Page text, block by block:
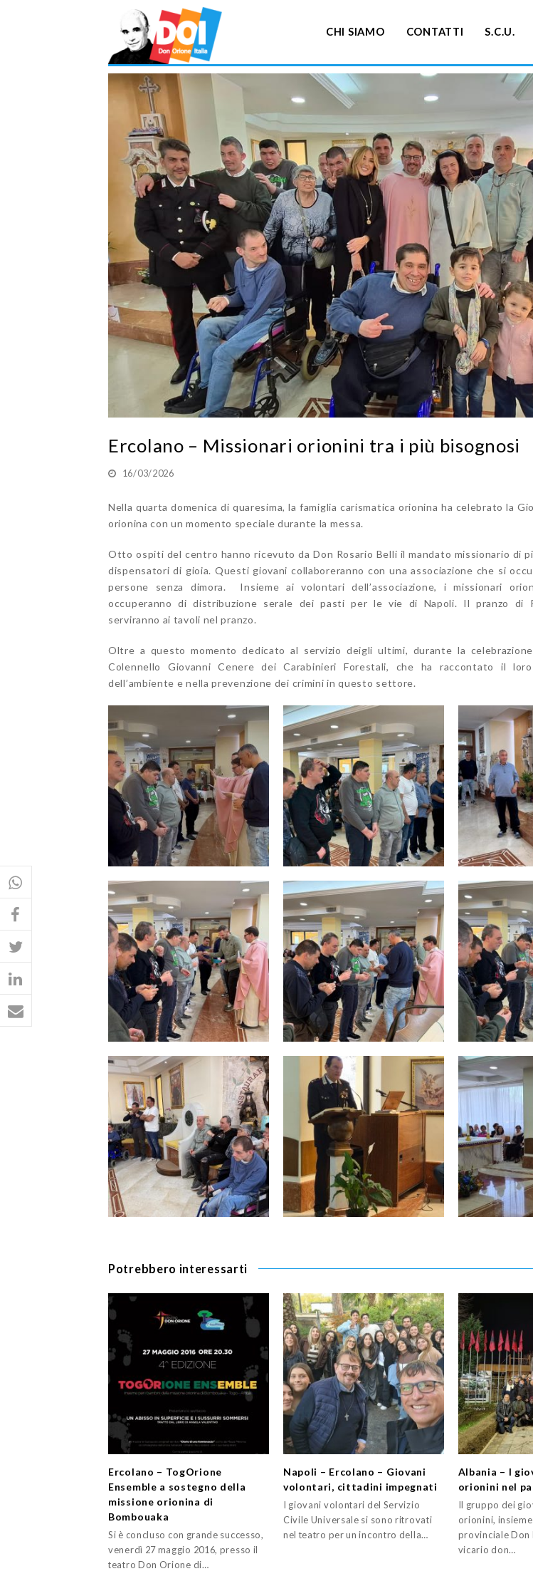
CHI SIAMO CONTATTI S.C.U.
Ercolano – Missionari orionini tra i più bisognosi
16/03/2026
Nella quarta domenica di quaresima, la famiglia carismatica orionina ha celebrato la
orionina con un momento speciale durante la messa.
Otto ospiti del centro hanno ricevuto da Don Rosario Belli il mandato missionario di
dispensatori di gioia. Questi giovani collaboreranno con una associazione che si
persone senza dimora. Insieme ai volontari dell’associazione, i missionari
occuperanno di distribuzione serale dei pasti per le vie di Napoli. Il pranzo di
serviranno ai tavoli nel pranzo.
Oltre a questo momento dedicato al servizio deigli ultimi, durante la
Colennello Giovanni Cenere dei Carabinieri Forestali, che ha raccontato il
dell’ambiente e nella prevenzione dei crimini in questo settore.
Potrebbero interessarti
Ercolano – TogOrione
Ensemble a sostegno della
missione orionina di
Bombouaka
Si è concluso con grande successo,
venerdì 27 maggio 2016, presso il
teatro Don Orione di…
Napoli – Ercolano – Giovani
volontari, cittadini impegnati
I giovani volontari del Servizio
Civile Universale si sono ritrovati
nel teatro per un incontro della…
Albania – I
orionini nel
Il gruppo dei
orionini,
provinciale Don
vicario don…